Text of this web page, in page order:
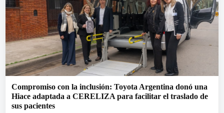
Compromiso con la inclusión: Toyota Argentina donó una
Hiace adaptada a CERELIZA para facilitar el traslado de
sus pacientes